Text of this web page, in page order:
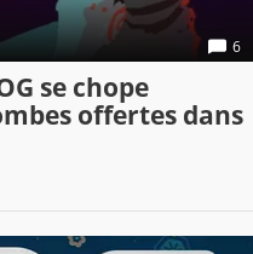
6
se chope
offertes dans